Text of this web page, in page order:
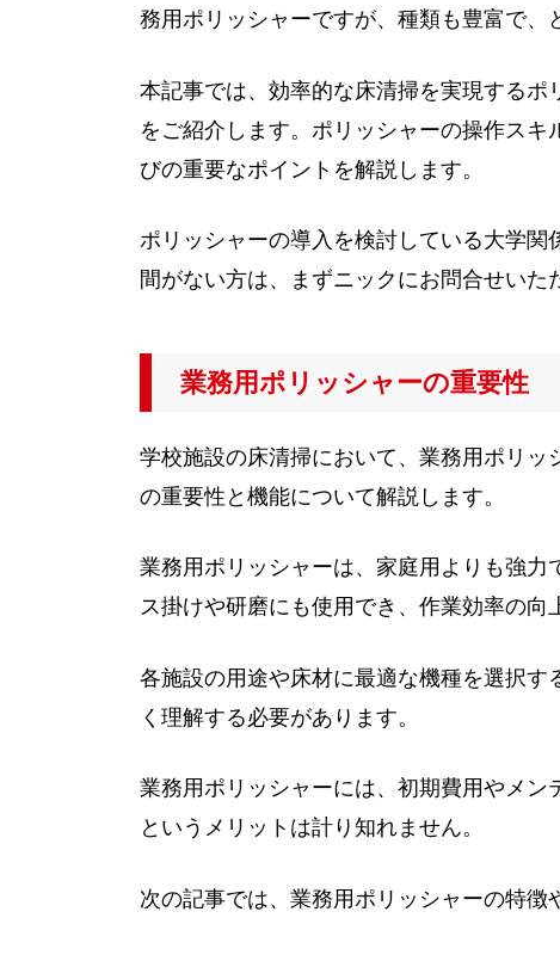
務用ポリッシャーですが、種類も豊富で、
本記事では、効率的な床清掃を実現する
をご紹介します。ポリッシャーの操作ス
びの重要なポイントを解説します。
ポリッシャーの導入を検討している大学
間がない方は、まずニックにお問合せいた
業務用ポリッシャーの重要性
学校施設の床清掃において、業務用ポリ
の重要性と機能について解説します。
業務用ポリッシャーは、家庭用よりも強
ス掛けや研磨にも使用でき、作業効率の向
各施設の用途や床材に最適な機種を選択
く理解する必要があります。
業務用ポリッシャーには、初期費用やメ
というメリットは計り知れません。
次の記事では、業務用ポリッシャーの特徴